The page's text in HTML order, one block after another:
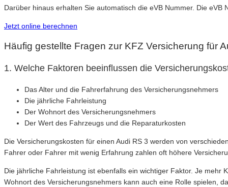
Darüber hinaus erhalten Sie automatisch die eVB Nummer. Die
Jetzt online berechnen
Häufig gestellte Fragen zur KFZ Versicherung für
1. Welche Faktoren beeinflussen die
Das Alter und die Fahrerfahrung des Versicherungsnehmers
Die jährliche Fahrleistung
Der Wohnort des Versicherungsnehmers
Der Wert des Fahrzeugs und die Reparaturkosten
Die Versicherungskosten für einen Audi RS 3 werden von
Fahrer oder Fahrer mit wenig Erfahrung zahlen oft höhere
Die jährliche Fahrleistung ist ebenfalls ein wichtiger Faktor. Je
Wohnort des Versicherungsnehmers kann auch eine Rolle spielen,